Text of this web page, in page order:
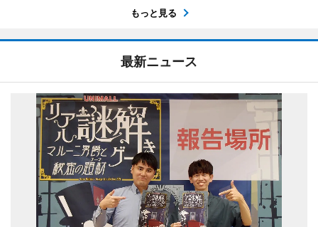
もっと見る
最新ニュース